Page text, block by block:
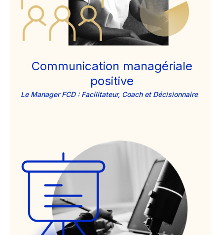
Communication managériale
positive
Le Manager FCD : Facilitateur, Coach et Décisionnaire